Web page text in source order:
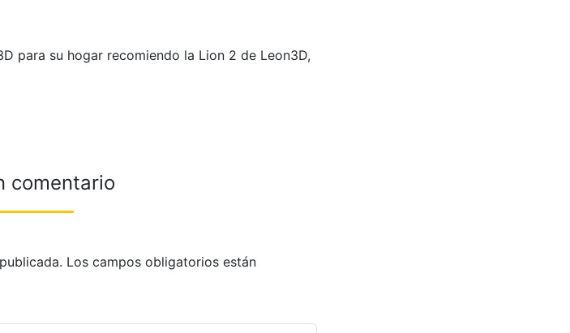
para su hogar recomiendo la Lion 2 de Leon3D,
comentario
Los campos obligatorios están